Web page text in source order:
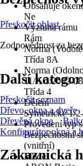
Obsahuje
Ne
Výztuha rámu
Rám
Norma
Třída 8A
Norma
11/AC:2002-
Třída 4
Dělení
Symetrické 1/
Provedení typ
Bezpečnostní
(vnitřní)
Model
Přeskočit oblast
Zodpovědnost za
Další
Přeskočit seznam
Dřevo, okna a dveře
Dřevěná okna
Konfigurátor okna a
Zákaznická